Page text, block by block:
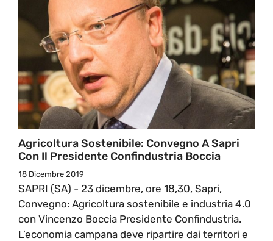
Agricoltura Sostenibile: Convegno A Sapri
Con Il Presidente Confindustria Boccia
18 Dicembre 2019
SAPRI (SA) - 23 dicembre, ore 18,30, Sapri,
Convegno: Agricoltura sostenibile e industria 4.0
con Vincenzo Boccia Presidente Confindustria.
L’economia campana deve ripartire dai territori e